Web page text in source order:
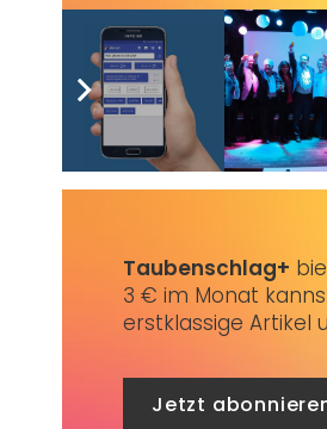
Sie wünschen sich auch eine
Taubenschlag+
3 € im Monat
erstklassige Artikel
Jetzt